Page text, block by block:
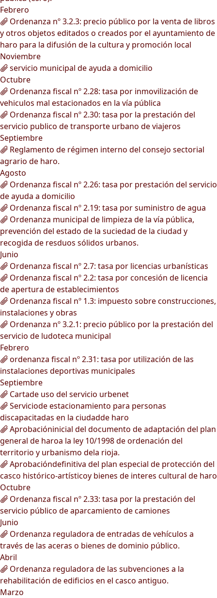
Febrero
Ordenanza nº 3.2.3: precio público por la venta de libros
y otros objetos editados o creados por el ayuntamiento de
haro para la difusión de la cultura y promoción local
Noviembre
servicio municipal de ayuda a domicilio
Octubre
Ordenanza fiscal nº 2.28: tasa por inmovilización de
vehiculos mal estacionados en la vía pública
Ordenanza fiscal nº 2.30: tasa por la prestación del
servicio publico de transporte urbano de viajeros
Septiembre
Reglamento de régimen interno del consejo sectorial
agrario de haro.
Agosto
Ordenanza fiscal nº 2.26: tasa por prestación del servicio
de ayuda a domicilio
Ordenanza fiscal nº 2.19: tasa por suministro de agua
Ordenanza municipal de limpieza de la vía pública,
prevención del estado de la suciedad de la ciudad y
recogida de resduos sólidos urbanos.
Junio
Ordenanza fiscal nº 2.7: tasa por licencias urbanísticas
Ordenanza fiscal nº 2.2: tasa por concesión de licencia
de apertura de establecimientos
Ordenanza fiscal nº 1.3: impuesto sobre construcciones,
instalaciones y obras
Ordenanza nº 3.2.1: precio público por la prestación del
servicio de ludoteca municipal
Febrero
ordenanza fiscal nº 2.31: tasa por utilización de las
instalaciones deportivas municipales
Septiembre
Cartade uso del servicio urbenet
Serviciode estacionamiento para personas
discapacitadas en la ciudadde haro
Aprobacióninicial del documento de adaptación del plan
general de haroa la ley 10/1998 de ordenación del
territorio y urbanismo dela rioja.
Aprobacióndefinitiva del plan especial de protección del
casco histórico-artísticoy bienes de interes cultural de haro
Octubre
Ordenanza fiscal nº 2.33: tasa por la prestación del
servicio público de aparcamiento de camiones
Junio
Ordenanza reguladora de entradas de vehículos a
través de las aceras o bienes de dominio público.
Abril
Ordenanza reguladora de las subvenciones a la
rehabilitación de edificios en el casco antiguo.
Marzo